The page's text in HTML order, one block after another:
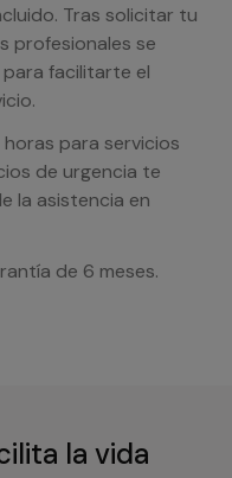
Tras solicitar tu
profesionales se
facilitarte el
para servicios
de urgencia te
la asistencia en
de 6 meses.
la vida